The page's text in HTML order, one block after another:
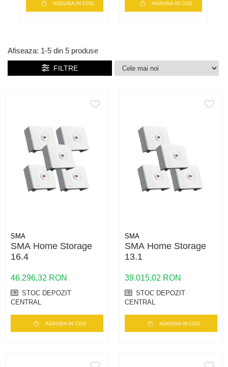
ADAUGA IN COS ADAUGA IN COS
Afiseaza: 1-5 din 5 produse
FILTRE
SMA
SMA Home Storage
16.4
46.296,32 RON
STOC DEPOZIT
CENTRAL
ADAUGA IN COS
SMA
SMA Home Storage
13.1
39.015,02 RON
STOC DEPOZIT
CENTRAL
ADAUGA IN COS